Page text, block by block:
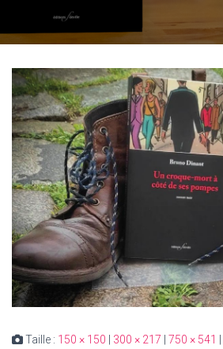
Taille : 150 × 150 300 × 217 750 × 541